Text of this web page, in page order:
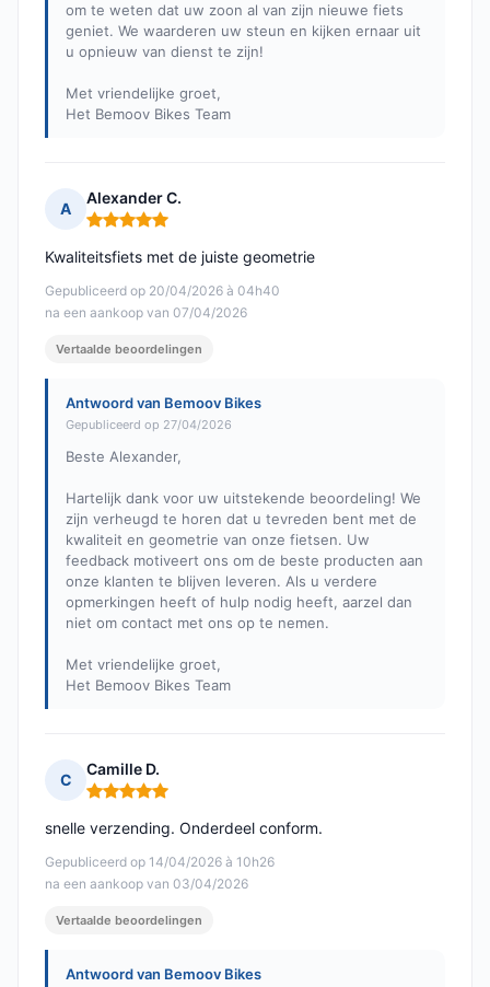
om te weten dat uw zoon al van zijn nieuwe fiets
geniet. We waarderen uw steun en kijken ernaar uit
u opnieuw van dienst te zijn!
Met vriendelijke groet,
Het Bemoov Bikes Team
A
Alexander C.
Opmerking: 5 van 5
Gepubliceerd op 20/04/2026 à 04h40
na een aankoop van 07/04/2026
Kwaliteitsfiets met de juiste geometrie
Vertaalde beoordelingen
Antwoord van Bemoov Bikes
Gepubliceerd op 27/04/2026
Beste Alexander,
Hartelijk dank voor uw uitstekende beoordeling! We
zijn verheugd te horen dat u tevreden bent met de
kwaliteit en geometrie van onze fietsen. Uw
feedback motiveert ons om de beste producten aan
onze klanten te blijven leveren. Als u verdere
opmerkingen heeft of hulp nodig heeft, aarzel dan
niet om contact met ons op te nemen.
Met vriendelijke groet,
Het Bemoov Bikes Team
C
Camille D.
Opmerking: 5 van 5
Gepubliceerd op 14/04/2026 à 10h26
na een aankoop van 03/04/2026
snelle verzending. Onderdeel conform.
Vertaalde beoordelingen
Antwoord van Bemoov Bikes